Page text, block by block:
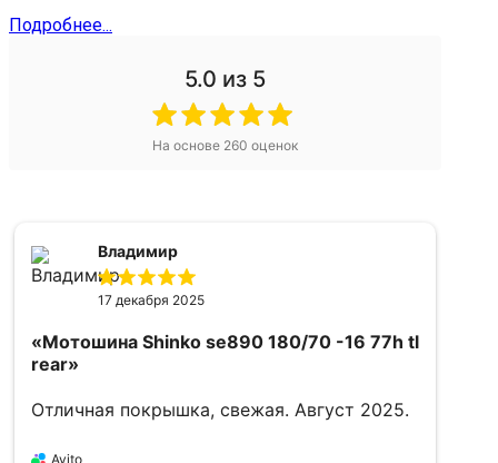
Подробнее...
5.0 из 5
На основе 260 оценок
Владимир
17 декабря 2025
«Мотошина Shinko se890 180/70 -16 77h tl
rear»
Отличная покрышка, свежая. Август 2025.
Avito